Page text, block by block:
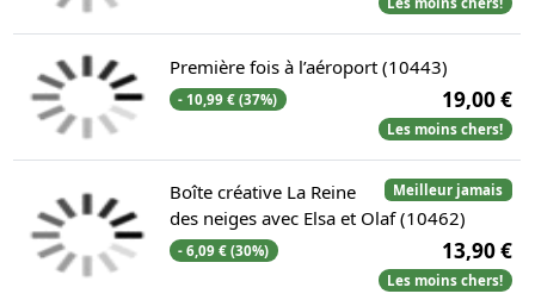
Première fois à l’aéroport (10443)
- 10,99 € (37%) 19,00 €
Les moins chers!
Meilleur jamais
Boîte créative La Reine
des neiges avec Elsa et Olaf (10462)
- 6,09 € (30%) 13,90 €
Les moins chers!